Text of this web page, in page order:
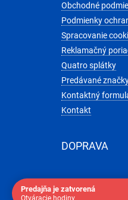
Obchodné
Podmienky
Spracovanie
Reklamačný
Quatro splátky
Predávané
Kontaktný
Kontakt
DOPRAVA
Predajňa je zatvorená
Otváracie hodiny